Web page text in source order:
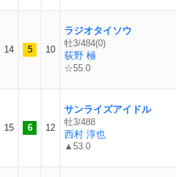
14 5 10
ラジオタイソウ
牡3/484(0)
荻野 極
☆55.0
15 6 12
サンライズアイドル
牡3/488
西村 淳也
▲53.0